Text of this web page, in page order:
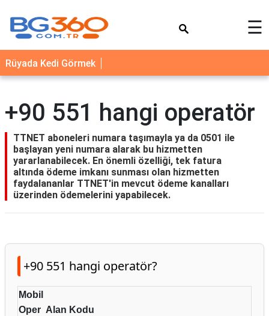
YEMEK
TARİFLERİ
NEDİR
FAYDALARI
SAĞLIK
İLETİŞİM
☰
Rüyada Kedi Görmek
+90 551 hangi operatör
TTNET aboneleri numara taşımayla ya da 0501 ile
başlayan yeni numara alarak bu hizmetten
yararlanabilecek. En önemli özelliği, tek fatura
altında ödeme imkanı sunması olan hizmetten
faydalananlar TTNET'in mevcut ödeme kanalları
üzerinden ödemelerini yapabilecek.
+90 551 hangi operatör?
Mobil
Oper Alan Kodu